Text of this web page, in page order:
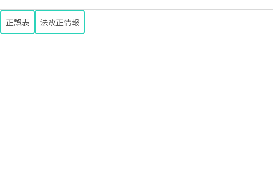
正誤表 法改正情報